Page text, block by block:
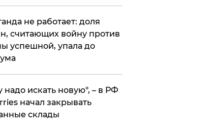
не работает: доля
считающих войну против
успешной, упала до
надо искать новую", – в РФ
начал закрывать
склады